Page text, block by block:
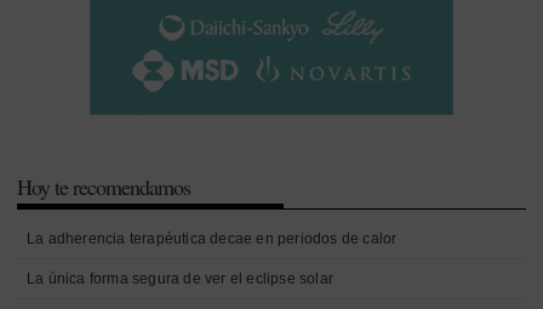
Hoy te recomendamos
La adherencia terapéutica decae en periodos de calor
La única forma segura de ver el eclipse solar